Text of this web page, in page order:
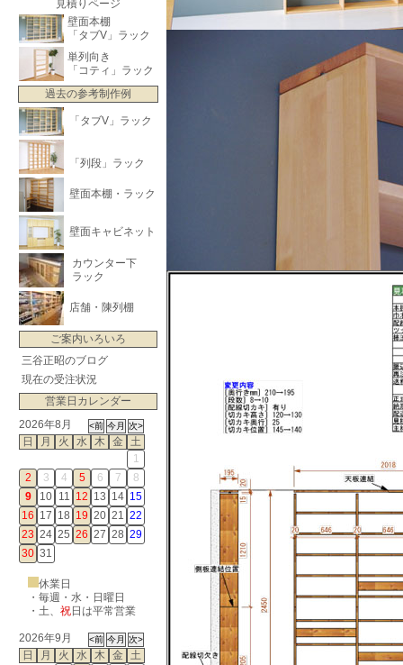
見積りページ
壁面本棚
「タブV」ラック
単列向き
「コティ」ラック
過去の参考制作例
「タブV」ラック
「列段」ラック
壁面本棚・ラック
壁面キャビネット
カウンター下
ラック
店舗・陳列棚
ご案内いろいろ
三谷正昭のブログ
現在の受注状況
営業日カレンダー
2026年8月
日
月 火 水 木 金
土
1
2
3 4 5 6 7
8
9
10 11 12 13 14 15
16 17 18 19 20 21 22
23 24 25 26 27 28 29
30 31
休業日
・毎週・水・日曜日
・ 土、 祝日は平常営業
2026年9月
日
月 火 水 木 金
土